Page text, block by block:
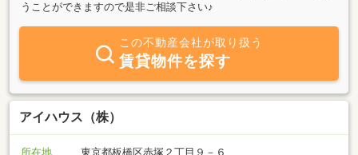
うことができますので是非ご相談下さい♪
この不動産会社が取り扱う
賃貸物件を探す
アイハウス（株）
所在地 東京都板橋区赤塚２丁目９－６